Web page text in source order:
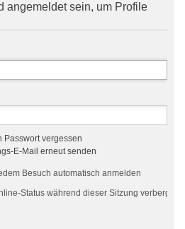
angemeldet sein, um Profile
Passwort vergessen
E-Mail erneut senden
Besuch automatisch anmelden
Status während dieser Sitzung verbergen